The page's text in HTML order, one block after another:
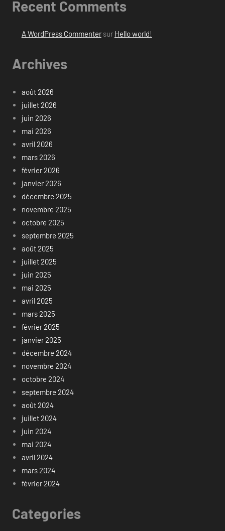
Recent Comments
A WordPress Commentersur Hello world!
Archives
août 2026
juillet 2026
juin 2026
mai 2026
avril 2026
mars 2026
février 2026
janvier 2026
décembre 2025
novembre 2025
octobre 2025
septembre 2025
août 2025
juillet 2025
juin 2025
mai 2025
avril 2025
mars 2025
février 2025
janvier 2025
décembre 2024
novembre 2024
octobre 2024
septembre 2024
août 2024
juillet 2024
juin 2024
mai 2024
avril 2024
mars 2024
février 2024
Categories